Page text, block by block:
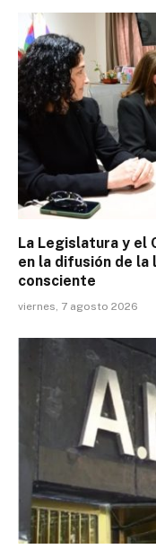
La Legislatura y el
en la difusión de la
consciente
viernes, 7 agosto 2026